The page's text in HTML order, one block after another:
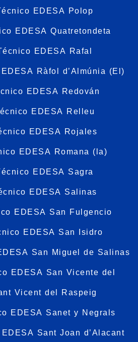
EDESA Polop
EDESA Quatretondeta
EDESA Rafal
Ràfol d’Almúnia (El)
EDESA Redován
EDESA Relleu
EDESA Rojales
EDESA Romana (la)
EDESA Sagra
EDESA Salinas
EDESA San Fulgencio
EDESA San Isidro
San Miguel de Salinas
EDESA San Vicente del
Vicent del Raspeig
EDESA Sanet y Negrals
Sant Joan d’Alacant